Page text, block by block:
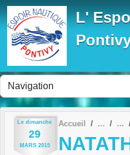
L'
Le dimanche
29
MARS 2015
Accueil
Panneau de gestion des